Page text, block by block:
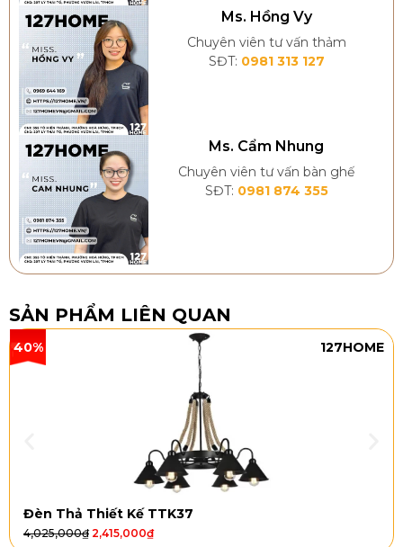
Ms. Hồng Vy
Chuyên viên tư vấn thảm
SĐT: 0981 313 127
Ms. Cẩm Nhung
Chuyên viên tư vấn bàn ghế
SĐT: 0981 874 355
SẢN PHẨM LIÊN QUAN
40% 127HOME
Đèn Thả Thiết Kế TTK37
4,025,000₫ 2,415,000₫